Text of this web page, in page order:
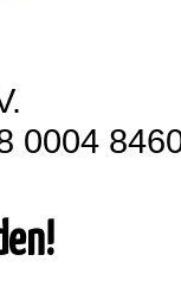
0004